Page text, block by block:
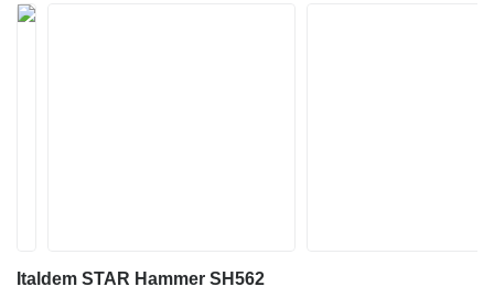
Italdem STAR Hammer SH562